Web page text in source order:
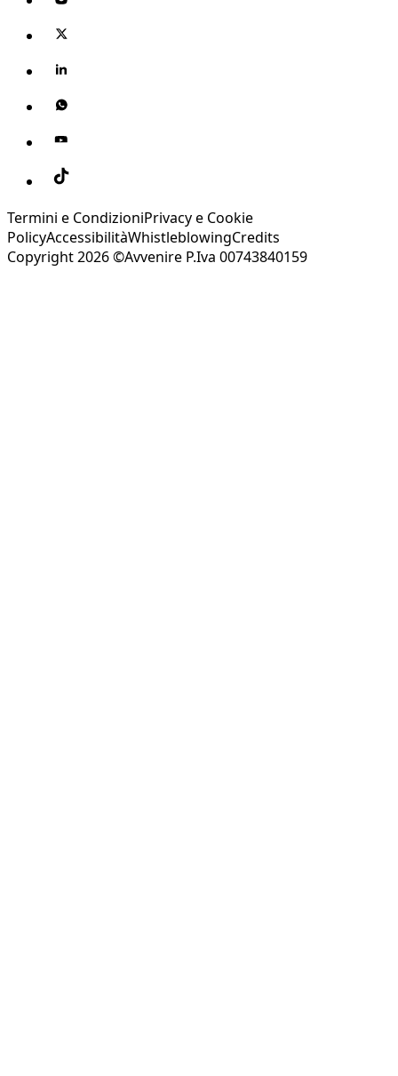
Termini e CondizioniPrivacy e Cookie
PolicyAccessibilitàWhistleblowingCredits
Copyright 2026 ©Avvenire P.Iva 00743840159